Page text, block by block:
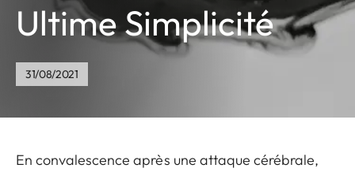
Ultime Simplicité
31/08/2021
En convalescence après une attaque cérébrale,